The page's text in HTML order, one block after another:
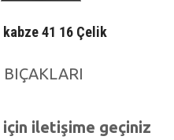
41 16 Çelik
iletişime geçiniz